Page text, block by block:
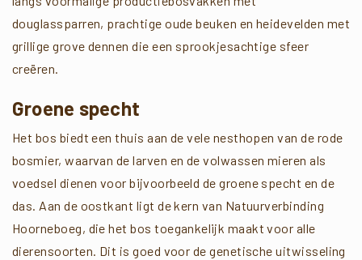
douglassparren, prachtige oude beuken en heidevelden met
grillige grove dennen die een sprookjesachtige sfeer
creëren.
Groene specht
Het bos biedt een thuis aan de vele nesthopen van de rode
bosmier, waarvan de larven en de volwassen mieren als
voedsel dienen voor bijvoorbeeld de groene specht en de
das. Aan de oostkant ligt de kern van Natuurverbinding
Hoorneboeg, die het bos toegankelijk maakt voor alle
dierensoorten. Dit is goed voor de genetische uitwisseling